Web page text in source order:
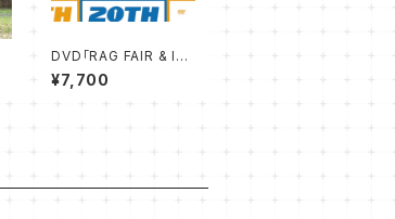
DVD「RAG FAIR & IN
SPi 20周年感謝LIVE
~ Love is here ~」
¥7,700